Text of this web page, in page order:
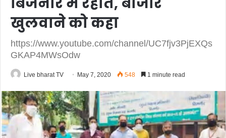
खुलवाने को कहा
https://www.youtube.com/channel/UC7fjv3PjEXQs
GKAP4MWsOdw
Live bharat TV May 7, 2020 548 1 minute read